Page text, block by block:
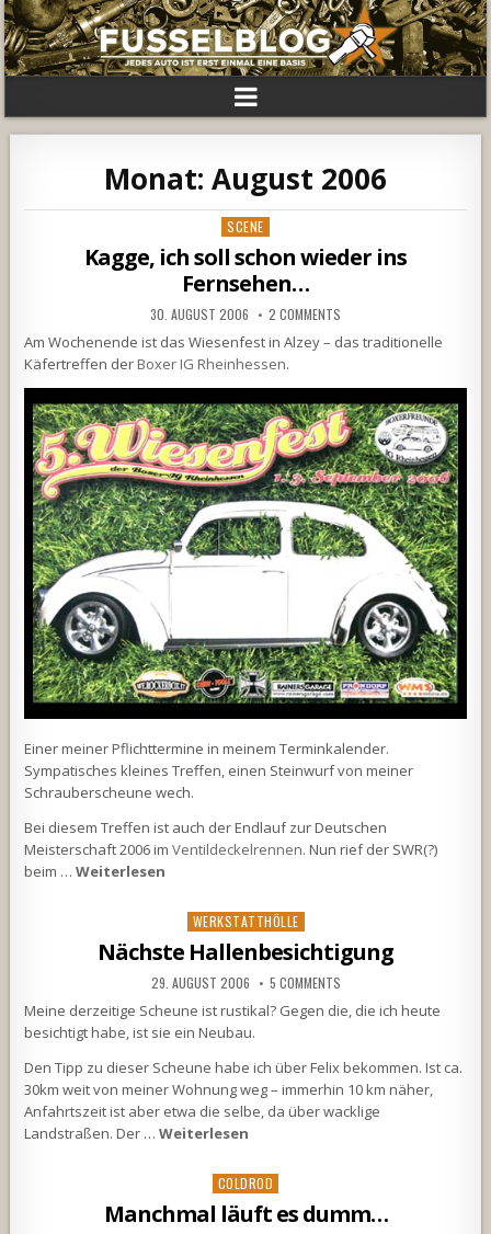
Monat: August 2006
Posted
in
SCENE
Kagge, ich soll schon wieder ins
Fernsehen…
30. AUGUST 2006 2 COMMENTS
Am Wochenende ist das Wiesenfest in Alzey – das traditionelle
Käfertreffen der Boxer IG Rheinhessen.
Einer meiner Pflichttermine in meinem Terminkalender.
Sympatisches kleines Treffen, einen Steinwurf von meiner
Schrauberscheune wech.
Bei diesem Treffen ist auch der Endlauf zur Deutschen
Meisterschaft 2006 imVentildeckelrennen. Nun rief der SWR(?)
beim …Weiterlesen
Posted
in
WERKSTATTHÖLLE
Nächste Hallenbesichtigung
29. AUGUST 2006 5 COMMENTS
Meine derzeitige Scheune ist rustikal? Gegen die, die ich heute
besichtigt habe, ist sie ein Neubau.
Den Tipp zu dieser Scheune habe ich über Felix bekommen. Ist ca.
30km weit von meiner Wohnung weg – immerhin 10 km näher,
Anfahrtszeit ist aber etwa die selbe, da über wacklige
Landstraßen. Der …Weiterlesen
Posted
in
COLDROD
Manchmal läuft es dumm…